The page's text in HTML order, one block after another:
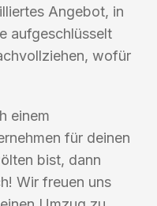
Angebot, in
aufgeschlüsselt
wofür
einem
für deinen
bist, dann
Wir freuen uns